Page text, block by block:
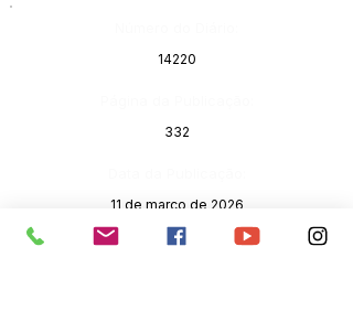
14220
332
11 de março de 2026
Órgão: